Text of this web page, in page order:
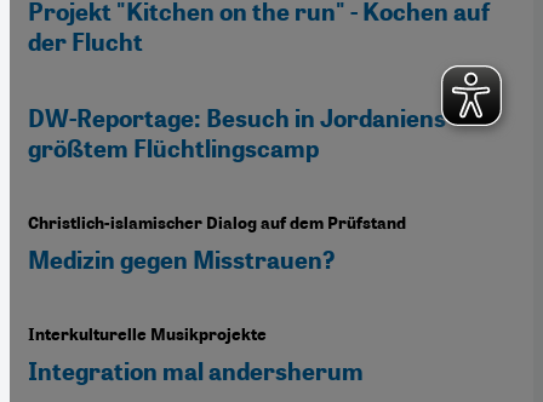
Projekt "Kitchen on the run" - Kochen auf
der Flucht
DW-Reportage: Besuch in Jordaniens
größtem Flüchtlingscamp
Christlich-islamischer Dialog auf dem Prüfstand
Medizin gegen Misstrauen?
Interkulturelle Musikprojekte
Integration mal andersherum